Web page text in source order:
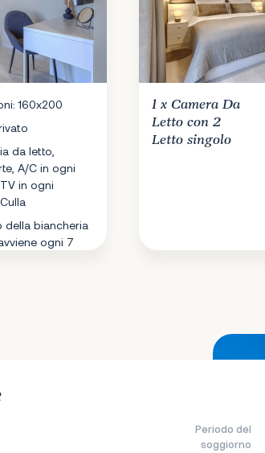
160x200
da letto,
A/C in ogni
in ogni
della biancheria
ogni 7
1 x Camera Da
Letto con 2
Letto singolo
Periodo del
soggiorno